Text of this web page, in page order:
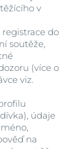
v
do
soutěže,
(více o
viz.
údaje
na